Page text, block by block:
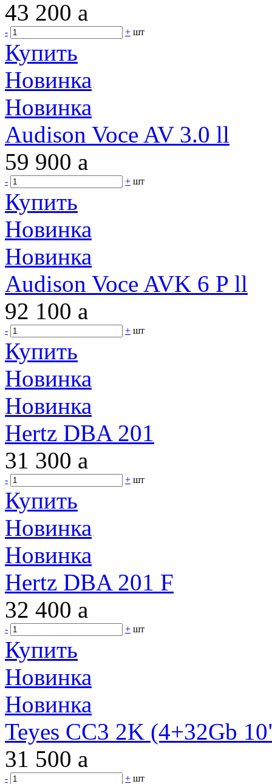
43 200 a
- + шт
Купить
Новинка
Новинка
Audison Voce AV 3.0 ll
59 900 a
- + шт
Купить
Новинка
Новинка
Audison Voce AVK 6 P ll
92 100 a
- + шт
Купить
Новинка
Новинка
Hertz DBA 201
31 300 a
- + шт
Купить
Новинка
Новинка
Hertz DBA 201 F
32 400 a
- + шт
Купить
Новинка
Новинка
Teyes CC3 2K (4+32Gb
31 500 a
- + шт